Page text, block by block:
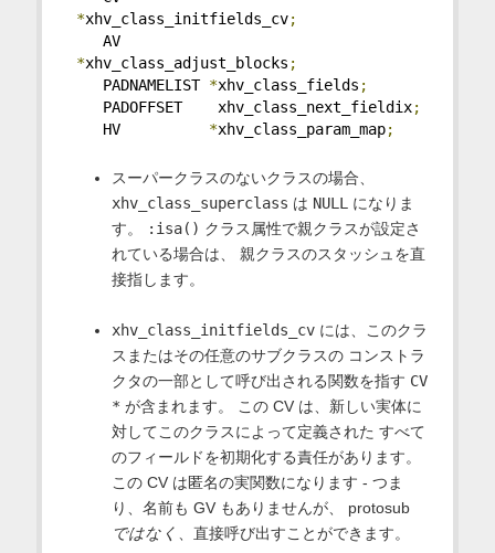
*xhv_class_initfields_cv;
AV
*xhv_class_adjust_blocks ;
PADNAMELIST *xhv_class_fields ;
PADOFFSET    xhv_class_next_fieldix;
HV *xhv_class_param_map;
スーパークラスのないクラスの場合、
xhv_class_superclass は NULLになりま
す。
:isa() クラス属性で親クラスが設定さ
れている場合は、 親クラスのスタッシュを直
接指します。
xhv_class_initfields_cvには、このクラ
スまたはその任意のサブクラスの コンストラ
クタの一部として呼び出される関数を指す CV
* が含まれます。 この CV は、新しい実体に
対してこのクラスによって定義された すべて
のフィールドを初期化する責任があります。
この CV は匿名の実関数になります - つま
り、名前も GV もありませんが、 protosub
ではなく 、直接呼び出すことができます。